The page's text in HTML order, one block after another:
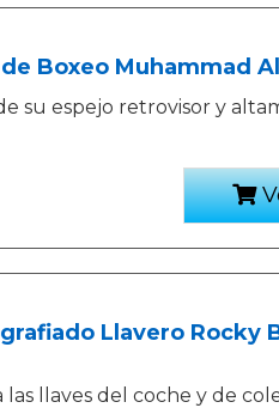
Boxeo Muhammad
su espejo retrovisor y
Llavero Rocky
llaves del coche y de